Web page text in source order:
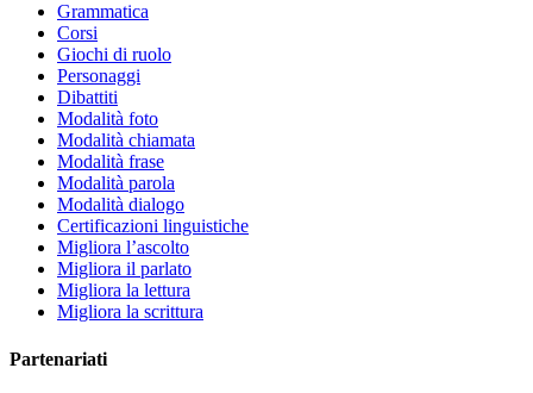
Grammatica
Corsi
Giochi di ruolo
Personaggi
Dibattiti
Modalità foto
Modalità chiamata
Modalità frase
Modalità parola
Modalità dialogo
Certificazioni linguistiche
Migliora l’ascolto
Migliora il parlato
Migliora la lettura
Migliora la scrittura
Partenariati